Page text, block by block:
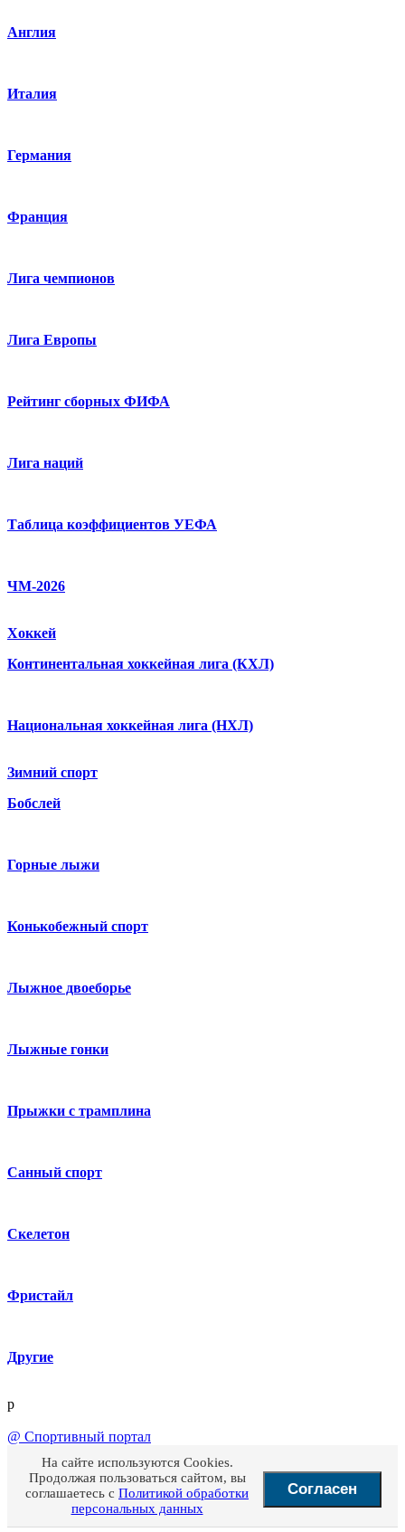
Англия
Италия
Германия
Франция
Лига чемпионов
Лига Европы
Рейтинг сборных ФИФА
Лига наций
Таблица коэффициентов УЕФА
ЧМ-2026
Хоккей
Континентальная хоккейная лига (КХЛ)
Национальная хоккейная лига (НХЛ)
Зимний спорт
Бобслей
Горные лыжи
Конькобежный спорт
Лыжное двоеборье
Лыжные гонки
Прыжки с трамплина
Санный спорт
Скелетон
Фристайл
Другие
p
@ Спортивный портал
На сайте используются Cookies.
Продолжая пользоваться сайтом, вы
соглашаетесь с Политикой обработки
персональных данных
Согласен